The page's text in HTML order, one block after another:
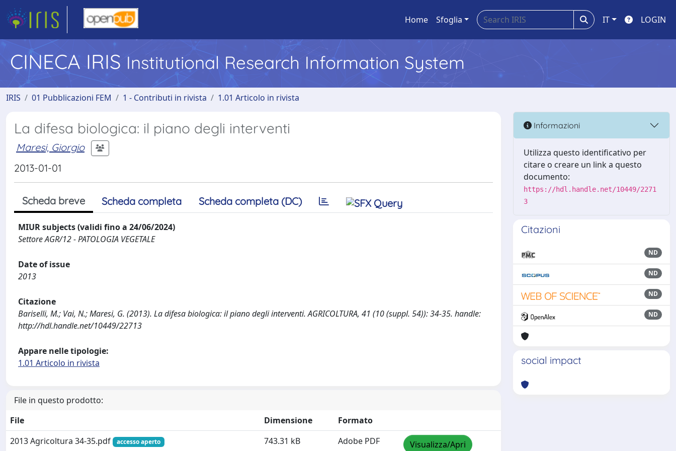
Home Sfoglia IT LOGIN
CINECA IRIS Institutional Research Information System
IRIS 01 Pubblicazioni FEM 1 - Contributi in rivista 1.01 Articolo in rivista
La difesa biologica: il piano degli interventi
Maresi, Giorgio
2013-01-01
Scheda breve Scheda completa Scheda completa (DC)
MIUR subjects (validi fino a 24/06/2024)
Settore AGR/12 - PATOLOGIA VEGETALE
Date of issue
2013
Citazione
Bariselli, M.; Vai, N.; Maresi, G. (2013). La difesa biologica: il piano degli interventi. AGRICOLTURA, 41 (10 (suppl. 54)): 34-35. handle:
http://hdl.handle.net/10449/22713
Appare nelle tipologie:
1.01 Articolo in rivista
File in questo prodotto:
File
Dimensione
Formato
2013 Agricoltura 34-35.pdf
accesso aperto 743.31 kB Adobe PDF Visualizza/Apri
Informazioni
Utilizza questo identificativo per
citare o creare un link a questo
documento:
https://hdl.handle.net/10449/2271
3
Citazioni
ND
ND
ND
ND
social impact